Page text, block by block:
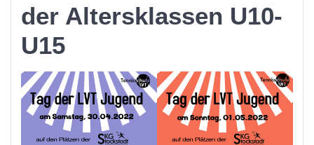
der Altersklassen U10-
U15